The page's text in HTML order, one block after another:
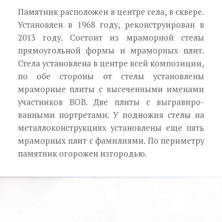
Памятник расположен в центре села, в сквере.
Установлен в 1968 году, реконструирован в
2013 году. Со­стоит из мраморной стелы
прямоугольной формы и мраморных плит.
Стела установлена в цент­ре всей композиции,
по обе стороны от стелы установлены
мраморные плиты с высеченными именами
участников ВОВ. Две плиты с выгравиро­
ванными портретами. У подножия стелы на
метал­локонструкциях установлены еще пять
мраморных плит с фамилиями. По периметру
памятник ого­рожен изгородью.